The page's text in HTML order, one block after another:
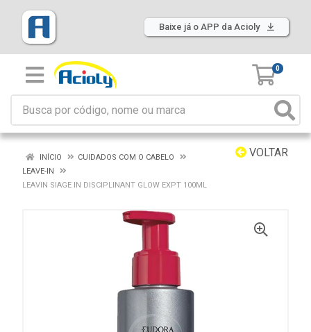
Baixe já o APP da Acioly
0
VOLTAR
INÍCIO
CUIDADOS COM O CABELO
LEAVE-IN
LEAVIN SIAGE IN DISCIPLINANT GLOW EXPT 100ML